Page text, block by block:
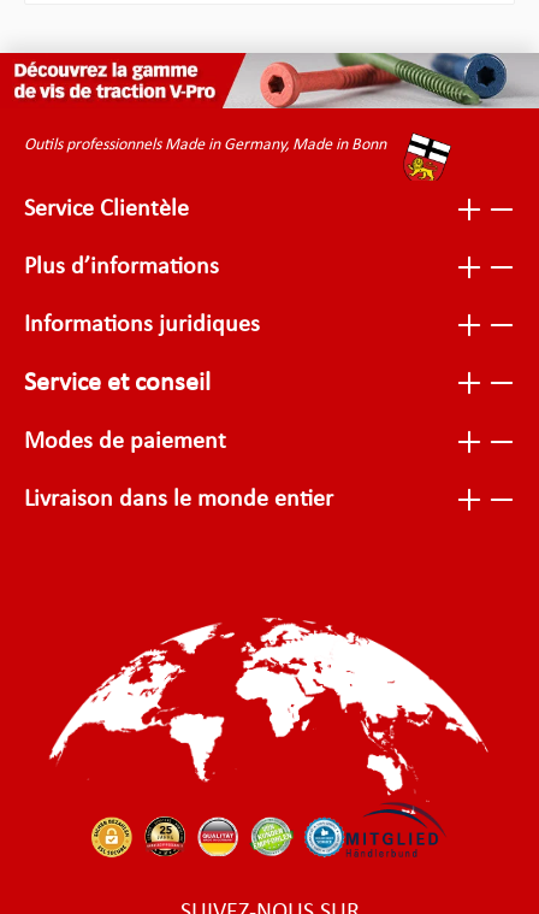
Outils professionnels Made in Germany, Made in Bonn
Service Clientèle
Plus d’informations
Informations juridiques
Service et conseil
Modes de paiement
Livraison dans le monde entier